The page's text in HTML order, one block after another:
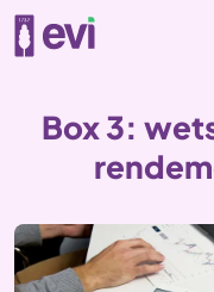
Box 3: